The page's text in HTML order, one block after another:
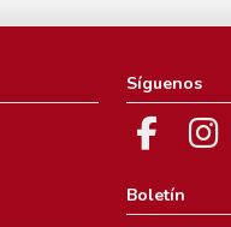
Síguenos
Boletín